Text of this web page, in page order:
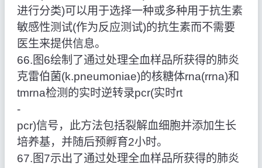
进行分类)可以用于选择一种或多种用于抗生素
敏感性测试(作为反应测试)的抗生素而不需要
医生来提供信息。
66.图6绘制了通过处理全血样品所获得的肺炎
克雷伯菌(k.pneumoniae)的核糖体rna(rrna)和
tmrna检测的实时逆转录pcr(实时rt
‑
pcr)信号，此方法包括裂解血细胞并添加生长
培养基，并随后预孵育2小时。
67.图7示出了通过处理全血样品所获得的肺炎